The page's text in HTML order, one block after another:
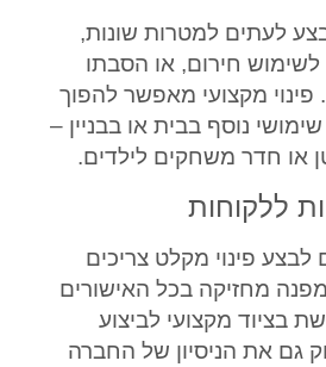
לעתים למטרות שונות,
חירום, או הסבתו
פינוי מקצועי מאפשר להפוך
נוסף בבית או בבניין –
או חדר משחקים לילדים.
ללקוחות
לבצע פינוי מקלט צריכים
מחזיקה בכל האישורים
בציוד מקצועי לביצוע
גם את הניסיון של החברה